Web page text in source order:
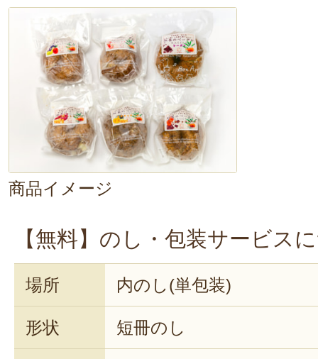
商品イメージ
【無料】のし・包装サービス
場所 内のし(単包装)
形状 短冊のし